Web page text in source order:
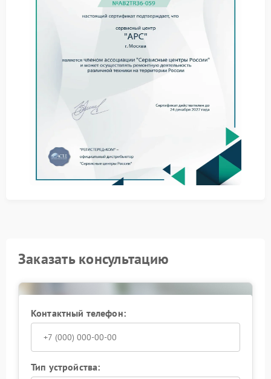
Перед обращением в сервис стоит оценить базовые
моменты и исключить простые причины.
проверить кабель и розетку;
перезапустить ИБП;
убедиться в отсутствии перегрузки;
оценить состояние аккумулятора.
При сохранении проблемы требуется ремонт APC,
ситуацию полностью.
накопление энергии.
Обращение в сервисный центр APC дает
возможность устранить неисправность с учетом
Заказать консультацию
Контактный телефон:
Тип устройства: